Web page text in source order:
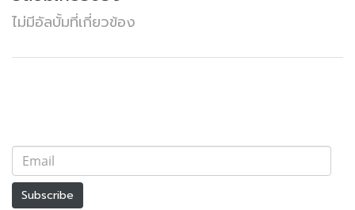
ไม่มีอัลบั้มที่เกี่ยวข้อง
Subscribe